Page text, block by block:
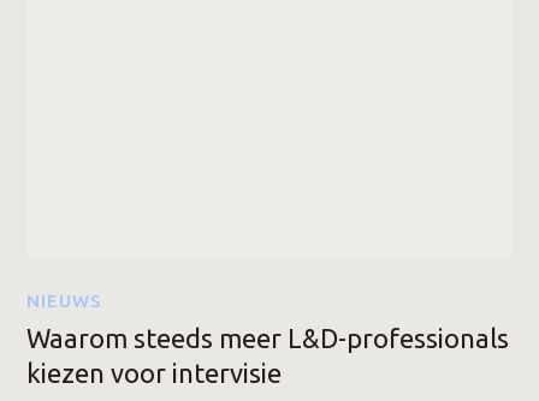
NIEUWS
Waarom steeds meer L&D-professionals
kiezen voor intervisie